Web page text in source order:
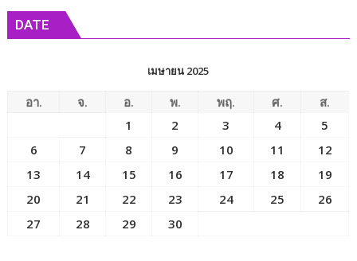
DATE
เมษายน 2025
อา. จ. อ. พ. พฤ. ศ.
ส.
1
2 3 4
5
6
7 8 9 10 11
12
13
14 15 16 17 18
19
20
21 22 23 24 25
26
27
28 29 30